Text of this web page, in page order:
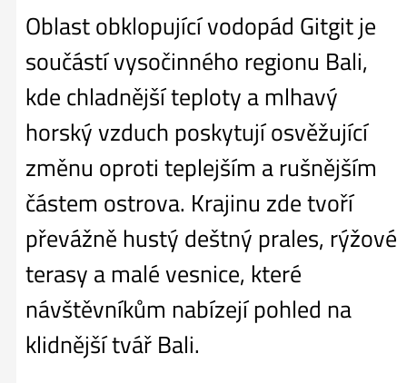
Oblast obklopující vodopád Gitgit je
součástí vysočinného regionu Bali,
kde chladnější teploty a mlhavý
horský vzduch poskytují osvěžující
změnu oproti teplejším a rušnějším
částem ostrova. Krajinu zde tvoří
převážně hustý deštný prales, rýžové
terasy a malé vesnice, které
návštěvníkům nabízejí pohled na
klidnější tvář Bali.